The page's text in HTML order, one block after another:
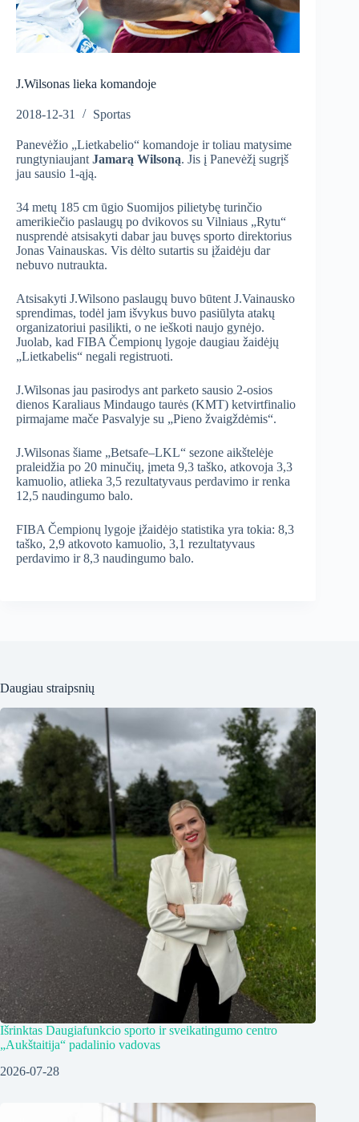
J.Wilsonas lieka komandoje
2018-12-31 Sportas
Panevėžio „Lietkabelio“ komandoje ir toliau matysime
rungtyniaujant Jamarą Wilsoną. Jis į Panevėžį sugrįš
jau sausio 1-ąją.
34 metų 185 cm ūgio Suomijos pilietybę turinčio
amerikiečio paslaugų po dvikovos su Vilniaus „Rytu“
nusprendė atsisakyti dabar jau buvęs sporto direktorius
Jonas Vainauskas. Vis dėlto sutartis su įžaidėju dar
nebuvo nutraukta.
Atsisakyti J.Wilsono paslaugų buvo būtent J.Vainausko
sprendimas, todėl jam išvykus buvo pasiūlyta atakų
organizatoriui pasilikti, o ne ieškoti naujo gynėjo.
Juolab, kad FIBA Čempionų lygoje daugiau žaidėjų
„Lietkabelis“ negali registruoti.
J.Wilsonas jau pasirodys ant parketo sausio 2-osios
dienos Karaliaus Mindaugo taurės (KMT) ketvirtfinalio
pirmajame mače Pasvalyje su „Pieno žvaigždėmis“.
J.Wilsonas šiame „Betsafe–LKL“ sezone aikštelėje
praleidžia po 20 minučių, įmeta 9,3 taško, atkovoja 3,3
kamuolio, atlieka 3,5 rezultatyvaus perdavimo ir renka
12,5 naudingumo balo.
FIBA Čempionų lygoje įžaidėjo statistika yra tokia: 8,3
taško, 2,9 atkovoto kamuolio, 3,1 rezultatyvaus
perdavimo ir 8,3 naudingumo balo.
Daugiau straipsnių
Išrinktas Daugiafunkcio sporto ir sveikatingumo centro
„Aukštaitija“ padalinio vadovas
2026-07-28